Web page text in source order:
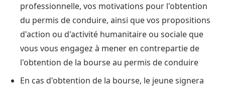
professionnelle, vos motivations pour l'obtention
du permis de conduire, ainsi que vos propositions
d'action ou d'activité humanitaire ou sociale que
vous vous engagez à mener en contrepartie de
l'obtention de la bourse au permis de conduire
En cas d'obtention de la bourse, le jeune signera